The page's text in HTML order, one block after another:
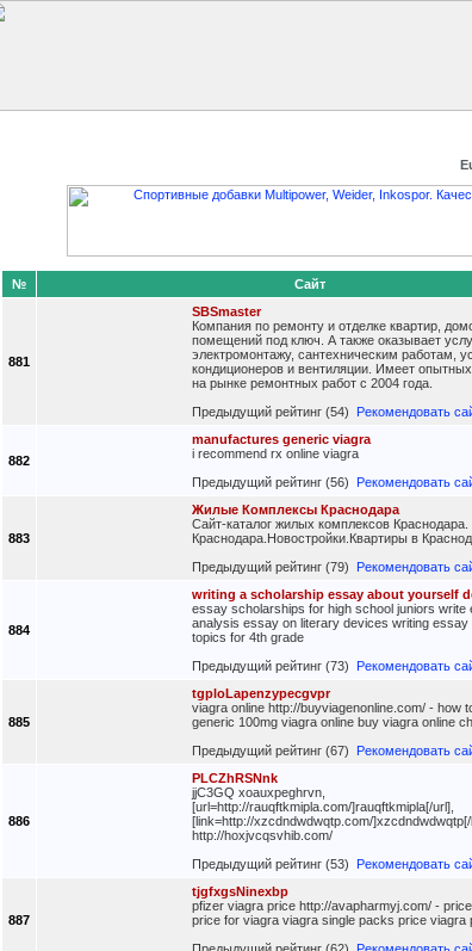
№ Сайт
881
SBSmaster
Компания по ремонту и отделке квартир,
помещений под ключ. А также оказывает
электромонтажу, сантехническим работам,
кондиционеров и вентиляции. Имеет опытных
на рынке ремонтных работ с 2004 года.
Предыдущий рейтинг (54) Рекомендовать
882
manufactures generic viagra
i recommend rx online viagra
Предыдущий рейтинг (56) Рекомендовать
883
Жилые Комплексы Краснодара
Cайт-каталог жилых комплексов
Краснодара.Новостройки.Квартиры в
Предыдущий рейтинг (79) Рекомендовать
884
writing a scholarship essay about yourself
essay scholarships for high school juniors write
analysis essay on literary devices writing essay
topics for 4th grade
Предыдущий рейтинг (73) Рекомендовать
885
tgploLapenzypecgvpr
viagra online http://buyviagenonline.com/ - how
generic 100mg viagra online buy viagra online
Предыдущий рейтинг (67) Рекомендовать
886
PLCZhRSNnk
jjC3GQ xoauxpeghrvn,
[url=http://rauqftkmipla.com/]rauqftkmipla[/url],
[link=http://xzcdndwdwqtp.com/]xzcdndwdwqtp[/
http://hoxjvcqsvhib.com/
Предыдущий рейтинг (53) Рекомендовать
887
tjgfxgsNinexbp
pfizer viagra price http://avapharmyj.com/ -
price for viagra viagra single packs price viagra